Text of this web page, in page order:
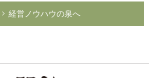
経営ノウハウの泉へ